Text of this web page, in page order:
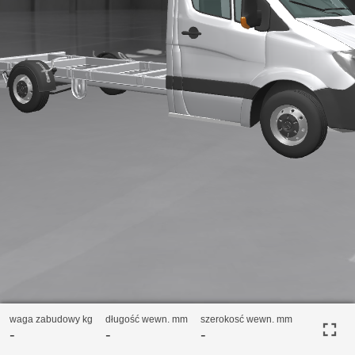
waga zabudowy kg
-
długość wewn. mm
-
szerokosć wewn. mm
- fullscreen